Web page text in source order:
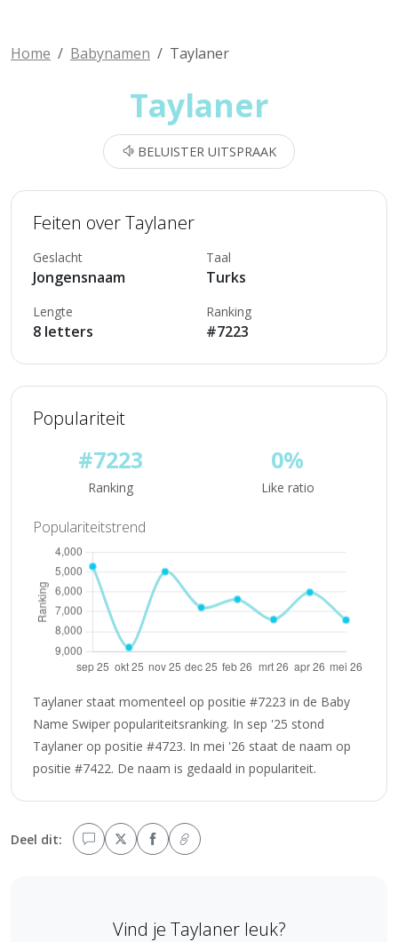
Home Babynamen Taylaner
Taylaner
BELUISTER UITSPRAAK
Feiten over Taylaner
Geslacht
Jongensnaam
Taal
Turks
Lengte
8 letters
Ranking
#7223
Populariteit
#7223
Ranking
0%
Like ratio
Populariteitstrend
Taylaner staat momenteel op positie #7223 in de Baby
Name Swiper populariteitsranking. In sep '25 stond
Taylaner op positie #4723. In mei '26 staat de naam op
positie #7422. De naam is gedaald in populariteit.
Deel dit:
Vind je Taylaner leuk?